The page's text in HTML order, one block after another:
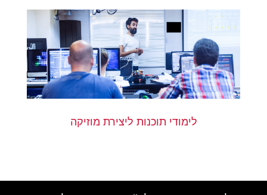
לימודי תוכנות ליצירת מוזיקה